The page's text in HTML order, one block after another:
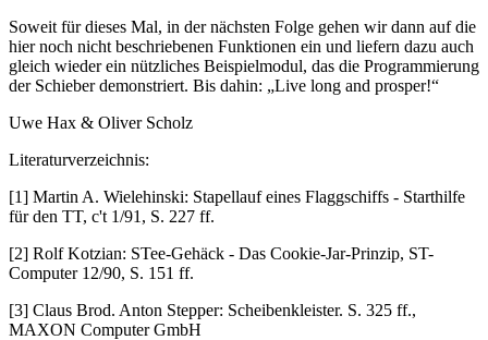
Soweit für dieses Mal, in der nächsten Folge gehen wir dann auf die
hier noch nicht beschriebenen Funktionen ein und liefern dazu auch
gleich wieder ein nützliches Beispielmodul, das die Programmierung
der Schieber demonstriert. Bis dahin: „Live long and prosper!“
Uwe Hax & Oliver Scholz
Literaturverzeichnis:
[1] Martin A. Wielehinski: Stapellauf eines Flaggschiffs - Starthilfe
für den TT, c't 1/91, S. 227 ff.
[2] Rolf Kotzian: STee-Gehäck - Das Cookie-Jar-Prinzip, ST-
Computer 12/90, S. 151 ff.
[3] Claus Brod. Anton Stepper: Scheibenkleister. S. 325 ff.,
MAXON Computer GmbH